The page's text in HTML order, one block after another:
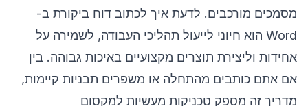
מסמכים מורכבים. לדעת איך לכתוב דוח ביקורת ב-
Word הוא חיוני לייעול תהליכי העבודה, לשמירה על
אחידות וליצירת תוצרים מקצועיים באיכות גבוהה. בין
אם אתם כותבים מהתחלה או משפרים תבניות קיימות,
מדריך זה מספק טכניקות מעשיות למקסום